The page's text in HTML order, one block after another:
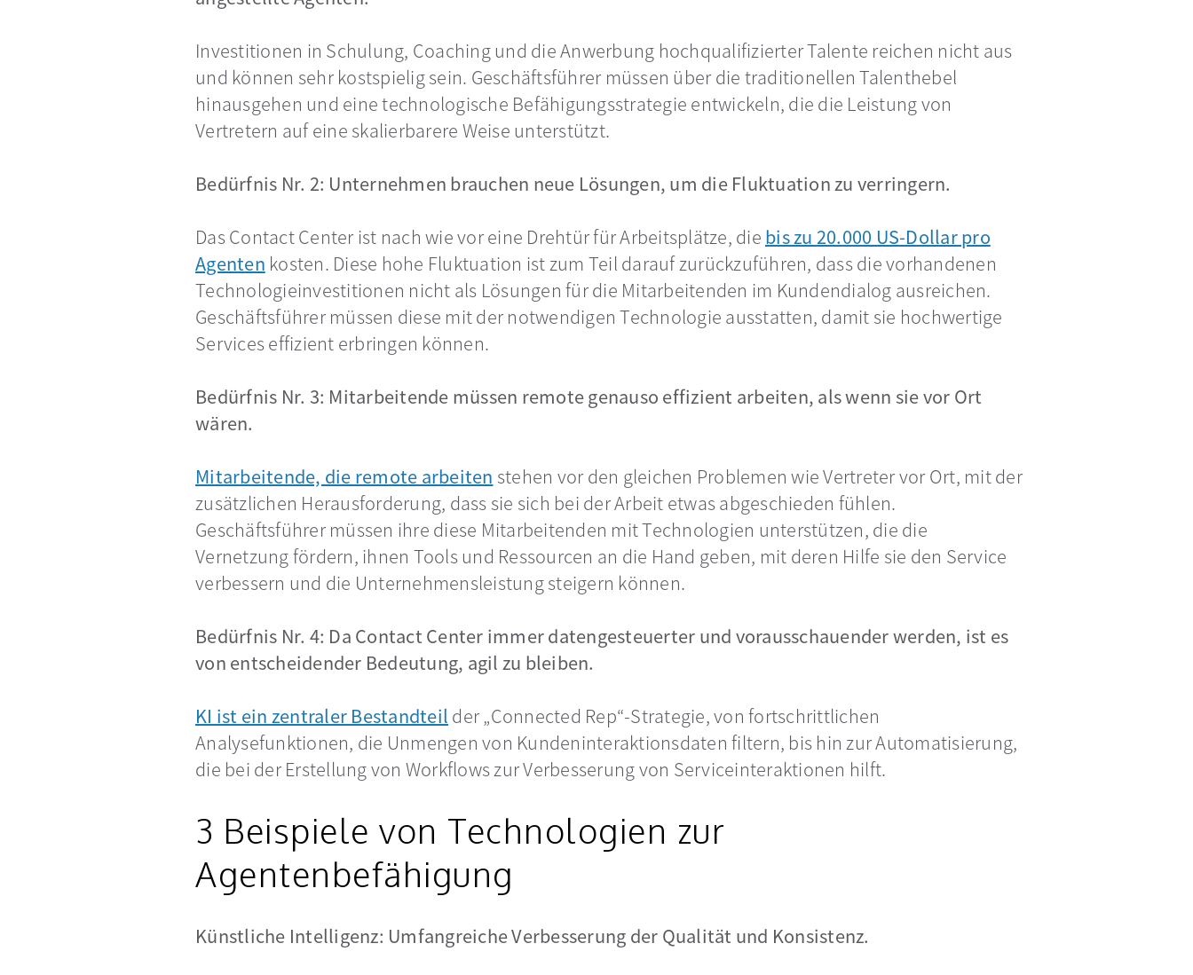
Investitionen in Schulung, Coaching und die Anwerbung hochqualifizierter Talente reichen nicht aus
und können sehr kostspielig sein. Geschäftsführer müssen über die traditionellen Talenthebel
hinausgehen und eine technologische Befähigungsstrategie entwickeln, die die Leistung von
Vertretern auf eine skalierbarere Weise unterstützt.
Bedürfnis Nr. 2: Unternehmen brauchen neue Lösungen, um die Fluktuation zu verringern.
Das Contact Center ist nach wie vor eine Drehtür für Arbeitsplätze, die bis zu 20.000 US-Dollar pro
Agenten wird in einer neuen Registerkarte geöffnet
kosten. Diese hohe Fluktuation ist zum Teil darauf zurückzuführen, dass die vorhandenen
Technologieinvestitionen nicht als Lösungen für die Mitarbeitenden im Kundendialog ausreichen.
Geschäftsführer müssen diese mit der notwendigen Technologie ausstatten, damit sie hochwertige
Services effizient erbringen können.
Bedürfnis Nr. 3: Mitarbeitende müssen remote genauso effizient arbeiten, als wenn sie vor Ort
wären.
Mitarbeitende, die remote arbeiten stehen vor den gleichen Problemen wie Vertreter vor Ort, mit der
zusätzlichen Herausforderung, dass sie sich bei der Arbeit etwas abgeschieden fühlen.
Geschäftsführer müssen ihre diese Mitarbeitenden mit Technologien unterstützen, die die
Vernetzung fördern, ihnen Tools und Ressourcen an die Hand geben, mit deren Hilfe sie den Service
verbessern und die Unternehmensleistung steigern können.
Bedürfnis Nr. 4: Da Contact Center immer datengesteuerter und vorausschauender werden, ist es
von entscheidender Bedeutung, agil zu bleiben.
KI ist ein zentraler Bestandteil der „Connected Rep“-Strategie, von fortschrittlichen
Analysefunktionen, die Unmengen von Kundeninteraktionsdaten filtern, bis hin zur Automatisierung,
die bei der Erstellung von Workflows zur Verbesserung von Serviceinteraktionen hilft.
3 Beispiele von Technologien zur
Agentenbefähigung
Künstliche Intelligenz: Umfangreiche Verbesserung der Qualität und Konsistenz.